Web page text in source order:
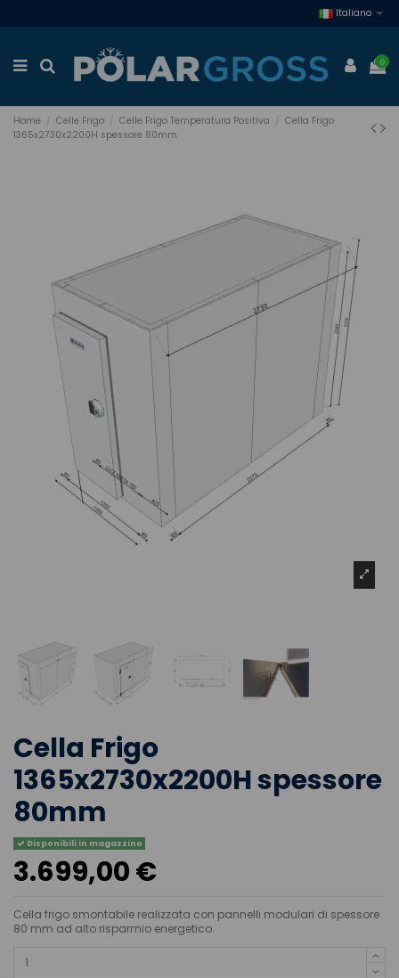
Italiano
0
Home Celle Frigo Celle Frigo Temperatura Positiva
Cella Frigo
1365x2730x2200H spessore 80mm
Cella Frigo
1365x2730x2200H spessore
80mm
Disponibili in magazzino
3.699,00 €
Cella frigo smontabile realizzata con pannelli modulari di spessore
80 mm ad alto risparmio energetico.